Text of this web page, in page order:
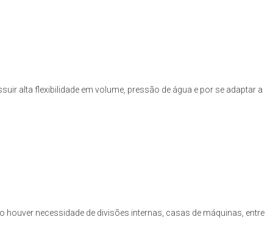
alta flexibilidade em volume, pressão de água e por se adaptar a
necessidade de divisões internas, casas de máquinas, entre